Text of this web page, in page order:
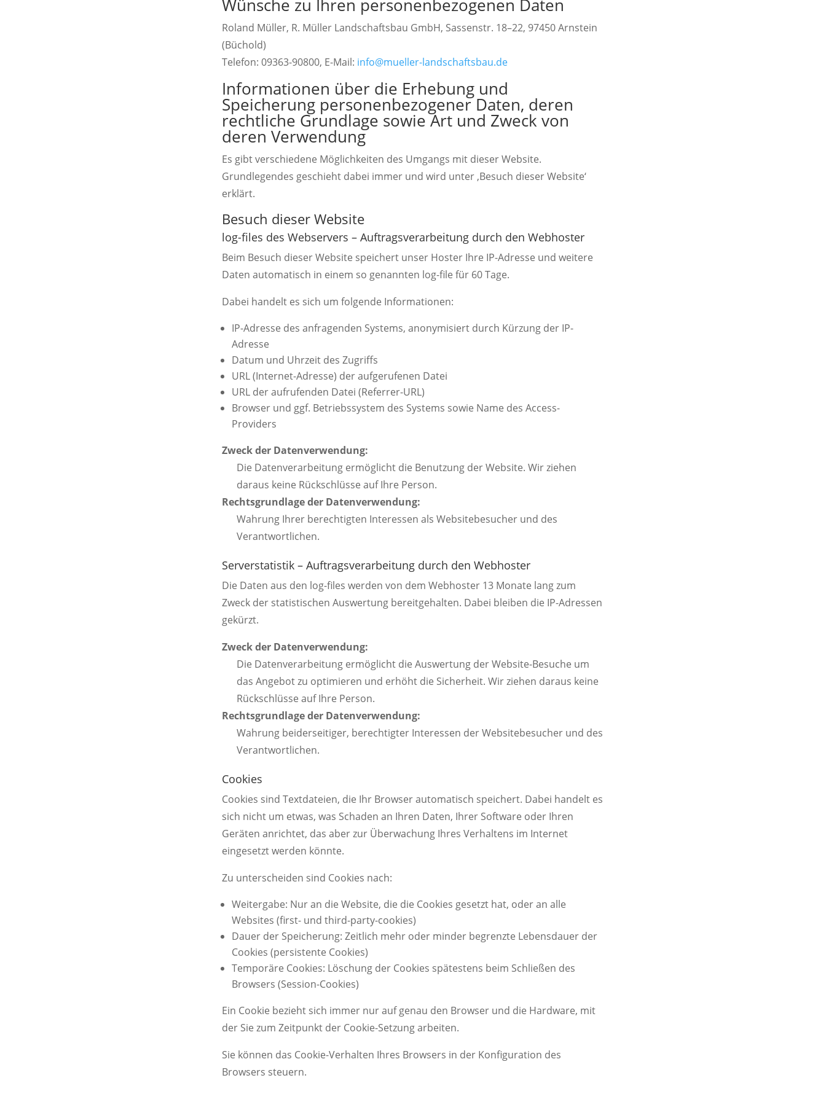
Wünsche zu Ihren personenbezogenen Daten
Roland Müller, R. Müller Landschaftsbau GmbH, Sassenstr. 18–22, 97450 Arnstein
(Büchold)
Telefon: 09363-90800, E-Mail: info@mueller-landschaftsbau.de
Informationen über die Erhebung und
Speicherung personenbezogener Daten, deren
rechtliche Grundlage sowie Art und Zweck von
deren Verwendung
Es gibt verschiedene Möglichkeiten des Umgangs mit dieser Website.
Grundlegendes geschieht dabei immer und wird unter ‚Besuch dieser Website‘
erklärt.
Besuch dieser Website
log-files des Webservers – Auftragsverarbeitung durch den Webhoster
Beim Besuch dieser Website speichert unser Hoster Ihre IP-Adresse und weitere
Daten automatisch in einem so genannten log-file für 60 Tage.
Dabei handelt es sich um folgende Informationen:
IP-Adresse des anfragenden Systems, anonymisiert durch Kürzung der IP-
Adresse
Datum und Uhrzeit des Zugriffs
URL (Internet-Adresse) der aufgerufenen Datei
URL der aufrufenden Datei (Referrer-URL)
Browser und ggf. Betriebssystem des Systems sowie Name des Access-
Providers
Zweck der Datenverwendung:
Die Datenverarbeitung ermöglicht die Benutzung der Website. Wir ziehen
daraus keine Rückschlüsse auf Ihre Person.
Rechtsgrundlage der Datenverwendung:
Wahrung Ihrer berechtigten Interessen als Websitebesucher und des
Verantwortlichen.
Serverstatistik – Auftragsverarbeitung durch den Webhoster
Die Daten aus den log-files werden von dem Webhoster 13 Monate lang zum
Zweck der statistischen Auswertung bereitgehalten. Dabei bleiben die IP-Adressen
gekürzt.
Zweck der Datenverwendung:
Die Datenverarbeitung ermöglicht die Auswertung der Website-Besuche um
das Angebot zu optimieren und erhöht die Sicherheit. Wir ziehen daraus keine
Rückschlüsse auf Ihre Person.
Rechtsgrundlage der Datenverwendung:
Wahrung beiderseitiger, berechtigter Interessen der Websitebesucher und des
Verantwortlichen.
Cookies
Cookies sind Textdateien, die Ihr Browser automatisch speichert. Dabei handelt es
sich nicht um etwas, was Schaden an Ihren Daten, Ihrer Software oder Ihren
Geräten anrichtet, das aber zur Überwachung Ihres Verhaltens im Internet
eingesetzt werden könnte.
Zu unterscheiden sind Cookies nach:
Weitergabe: Nur an die Website, die die Cookies gesetzt hat, oder an alle
Websites (first- und third-party-cookies)
Dauer der Speicherung: Zeitlich mehr oder minder begrenzte Lebensdauer der
Cookies (persistente Cookies)
Temporäre Cookies: Löschung der Cookies spätestens beim Schließen des
Browsers (Session-Cookies)
Ein Cookie bezieht sich immer nur auf genau den Browser und die Hardware, mit
der Sie zum Zeitpunkt der Cookie-Setzung arbeiten.
Sie können das Cookie-Verhalten Ihres Browsers in der Konfiguration des
Browsers steuern.